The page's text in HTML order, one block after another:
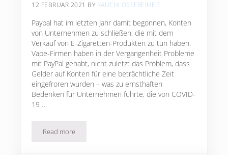
12 FEBRUAR 2021 BY RAUCHLOSEFREIHEIT
Paypal hat im letzten Jahr damit begonnen, Konten
von Unternehmen zu schließen, die mit dem
Verkauf von E-Zigaretten-Produkten zu tun haben.
Vape-Firmen haben in der Vergangenheit Probleme
mit PayPal gehabt, nicht zuletzt das Problem, dass
Gelder auf Konten für eine beträchtliche Zeit
eingefroren wurden – was zu ernsthaften
Bedenken für Unternehmen führte, die von COVID-
19 …
Read morePaypal sperrt die Konten von E-Zigaretten-Unternehmen